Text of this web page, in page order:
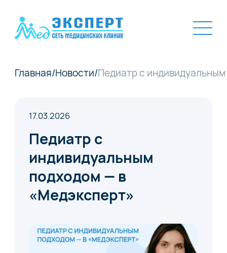
Главная/Новости/Педиатр с
17.03.2026
Педиатр с
индивидуальным
подходом — в
«Медэксперт»